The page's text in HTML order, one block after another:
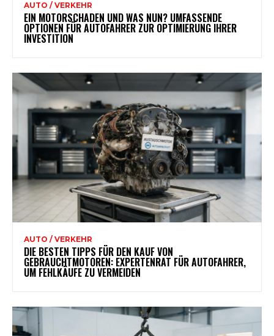
AUTO / VERKEHR
EIN MOTORSCHADEN UND WAS NUN? UMFASSENDE
OPTIONEN FÜR AUTOFAHRER ZUR OPTIMIERUNG IHRER
INVESTITION
AUTO / VERKEHR
DIE BESTEN TIPPS FÜR DEN KAUF VON
GEBRAUCHTMOTOREN: EXPERTENRAT FÜR AUTOFAHRER,
UM FEHLKÄUFE ZU VERMEIDEN